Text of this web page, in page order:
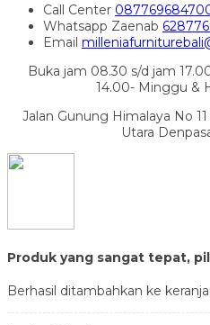
Call Center
Whatsapp Zaenab
Email
Buka jam 08.30 s/d jam
14.00- Minggu &
Jalan Gunung Himalaya No
Utara
Produk yang sangat tepat,
Berhasil ditambahkan ke